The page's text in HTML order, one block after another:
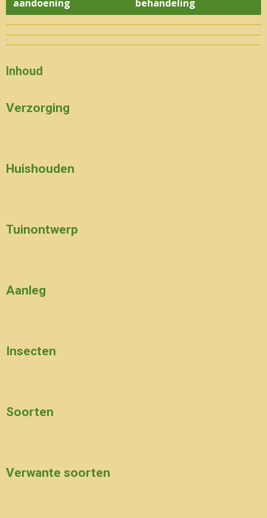
aandoening behandeling
Inhoud
Verzorging
Huishouden
Tuinontwerp
Aanleg
Insecten
Soorten
Verwante soorten